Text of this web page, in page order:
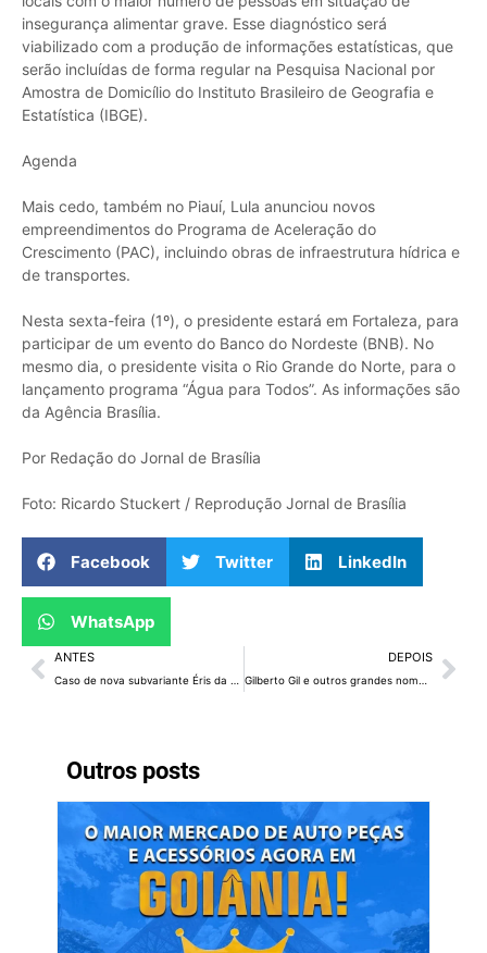
Outros posts
insegurança alimentar grave. Esse diagnóstico será
viabilizado com a produção de informações estatísticas, que
serão incluídas de forma regular na Pesquisa Nacional por
Amostra de Domicílio do Instituto Brasileiro de Geografia e
Estatística (IBGE).
Agenda
Mais cedo, também no Piauí, Lula anunciou novos
empreendimentos do Programa de Aceleração do
Crescimento (PAC), incluindo obras de infraestrutura hídrica e
de transportes.
Nesta sexta-feira (1º), o presidente estará em Fortaleza, para
participar de um evento do Banco do Nordeste (BNB). No
mesmo dia, o presidente visita o Rio Grande do Norte, para o
lançamento programa “Água para Todos”. As informações são
da Agência Brasília.
Por Redação do Jornal de Brasília
Foto: Ricardo Stuckert / Reprodução Jornal de Brasília
Facebook Twitter LinkedIn
WhatsApp
ANTES DEPOIS